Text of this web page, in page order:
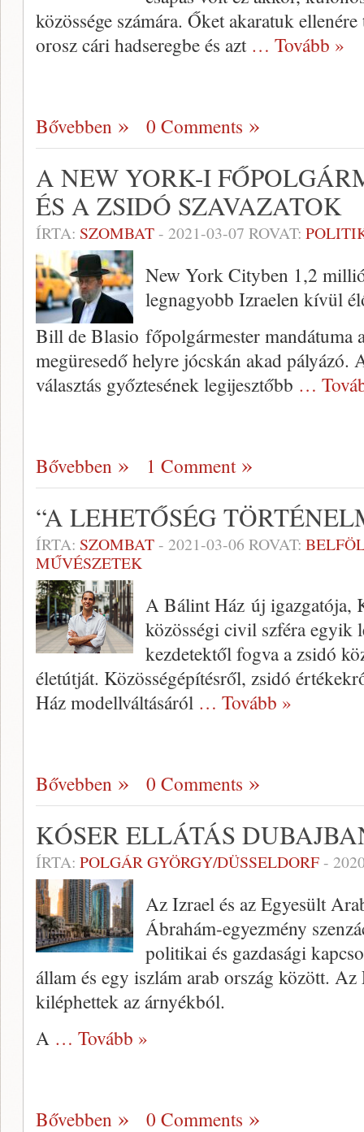
közössége számára. Őket akaratuk
orosz cári hadseregbe és azt … Tovább »
Bővebben 0 Comments
A NEW YORK-I
ÉS A ZSIDÓ SZAVAZATOK
ÍRTA: SZOMBAT- 2021-03-07 ROVAT:
New York Cityben 1,2
legnagyobb Izraelen kívül
Bill de Blasio főpolgármester mandátuma
megüresedő helyre jócskán akad pályázó.
választás győztesének legijesztőbb …
Bővebben 1 Comment
“A LEHETŐSÉG
ÍRTA: SZOMBAT- 2021-03-06 ROVAT:
MŰVÉSZETEK
A Bálint Ház új igazgatója,
közösségi civil szféra egyik
kezdetektől fogva a zsidó
életútját. Közösségépítésről, zsidó
Ház modellváltásáról … Tovább »
Bővebben 0 Comments
KÓSER ELLÁTÁS
ÍRTA: POLGÁR GYÖRGY/DÜSSELDORF-
Az Izrael és az Egyesült
Ábrahám-egyezmény
politikai és gazdasági
állam és egy iszlám arab ország között.
kiléphettek az árnyékból.
A … Tovább »
Bővebben 0 Comments